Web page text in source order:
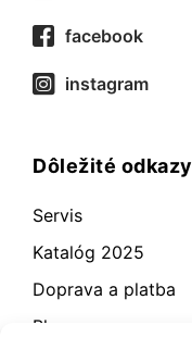
facebook
instagram
Dôležité odkazy
Servis
Katalóg 2025
Doprava a platba
Blog